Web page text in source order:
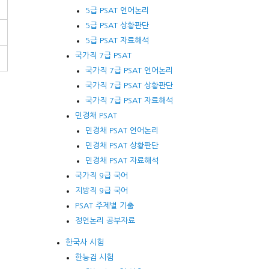
5급 PSAT 언어논리
5급 PSAT 상황판단
5급 PSAT 자료해석
국가직 7급 PSAT
국가직 7급 PSAT 언어논리
국가직 7급 PSAT 상황판단
국가직 7급 PSAT 자료해석
민경채 PSAT
민경채 PSAT 언어논리
민경채 PSAT 상황판단
민경채 PSAT 자료해석
국가직 9급 국어
지방직 9급 국어
PSAT 주제별 기출
정언논리 공부자료
한국사 시험
한능검 시험